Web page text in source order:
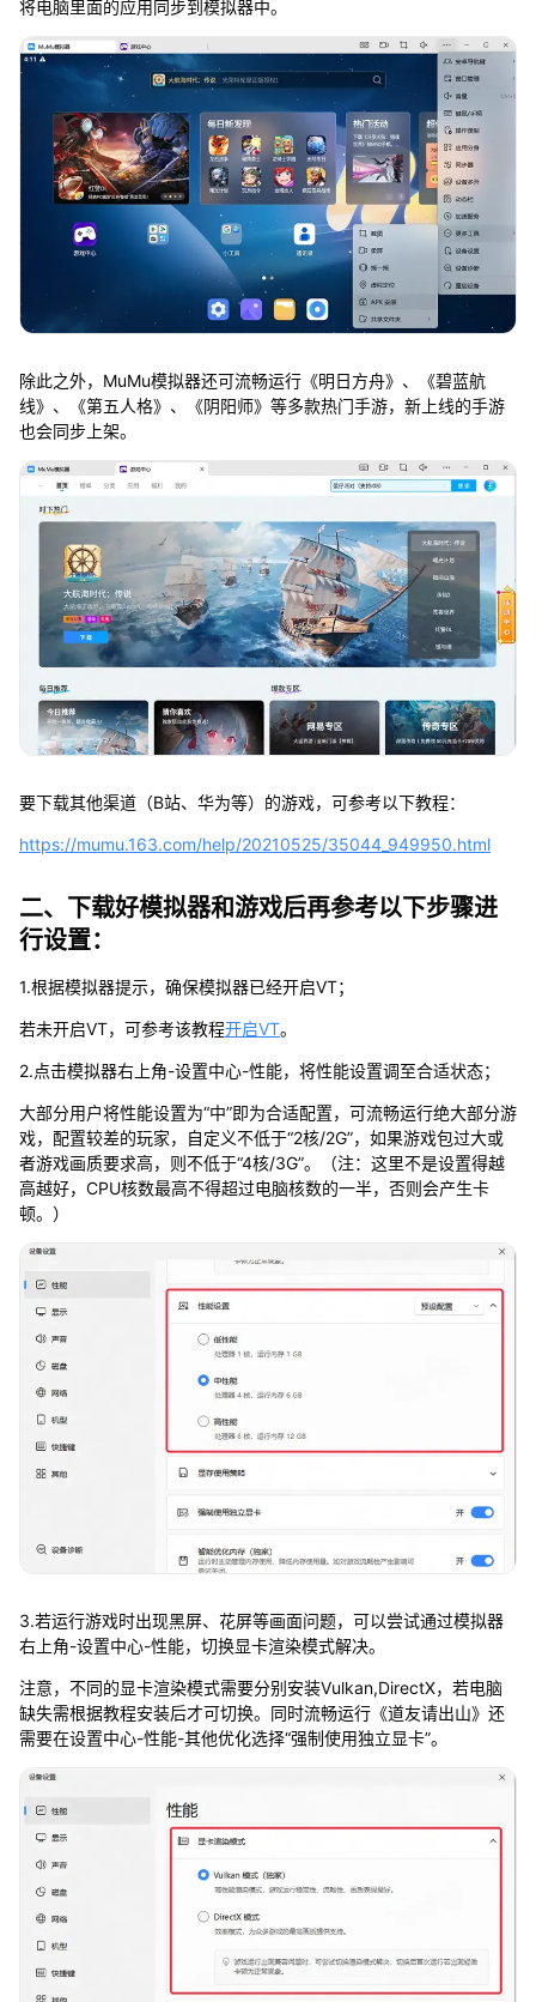
将电脑里面的应用同步到模拟器中。
除此之外，MuMu模拟器还可流畅运行《明日方舟》、《碧蓝航
线》、《第五人格》、《阴阳师》等多款热门手游，新上线的手游
也会同步上架。
要下载其他渠道（B站、华为等）的游戏，可参考以下教程：
https://mumu.163.com/help/20210525/35044_949950.html
二、下载好模拟器和游戏后再参考以下步骤进
行设置：
1.根据模拟器提示，确保模拟器已经开启VT；
若未开启VT，可参考该教程开启VT。
2.点击模拟器右上角-设置中心-性能，将性能设置调至合适状态；
大部分用户将性能设置为“中”即为合适配置，可流畅运行绝大部分游
戏，配置较差的玩家，自定义不低于“2核/2G”，如果游戏包过大或
者游戏画质要求高，则不低于“4核/3G”。（注：这里不是设置得越
高越好，CPU核数最高不得超过电脑核数的一半，否则会产生卡
顿。）
3.若运行游戏时出现黑屏、花屏等画面问题，可以尝试通过模拟器
右上角-设置中心-性能，切换显卡渲染模式解决。
注意，不同的显卡渲染模式需要分别安装Vulkan,DirectX，若电脑
缺失需根据教程安装后才可切换。同时流畅运行《道友请出山》还
需要在设置中心-性能-其他优化选择“强制使用独立显卡”。